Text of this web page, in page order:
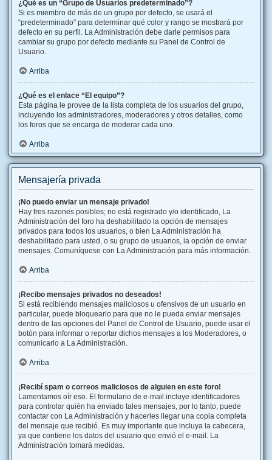
¿Qué es un “Grupo de Usuarios predeterminado”?
Si es miembro de más de un grupo por defecto, se usará el
“predeterminado” para determinar qué color y rango se mostrará por
defecto en su perfil. La Administración debe darle permisos para
cambiar su grupo por defecto mediante su Panel de Control de
Usuario.
Arriba
¿Qué es el enlace “El equipo”?
Esta página le provee de la lista completa de los usuarios del grupo,
incluyendo los administradores, moderadores y otros detalles, como
los foros que se encarga de moderar cada uno.
Arriba
Mensajería privada
¡No puedo enviar un mensaje privado!
Hay tres razones posibles; no está registrado y/o identificado, La
Administración del foro ha deshabilitado la opción de mensajes
privados para todos los usuarios, o bien La Administración ha
deshabilitado para usted, o su grupo de usuarios, la opción de enviar
mensajes. Comuníquese con La Administración para más información.
Arriba
¡Recibo mensajes privados no deseados!
Si está recibiendo mensajes maliciosos u ofensivos de un usuario en
particular, puede bloquearlo para que no le pueda enviar mensajes
dentro de las opciones del Panel de Control de Usuario, puede usar el
botón para informar o reportar dichos mensajes a los Moderadores, o
comunicarlo a La Administración.
Arriba
¡Recibí spam o correos maliciosos de alguien en este foro!
Lamentamos oír eso. El formulario de e-mail incluye identificadores
para controlar quién ha enviado tales mensajes, por lo tanto, puede
contactar con La Administración y hacerles llegar una copia completa
del mensaje que recibió. Es muy importante que incluya la cabecera,
ya que contiene los datos del usuario que envió el e-mail. La
Administración tomará medidas.